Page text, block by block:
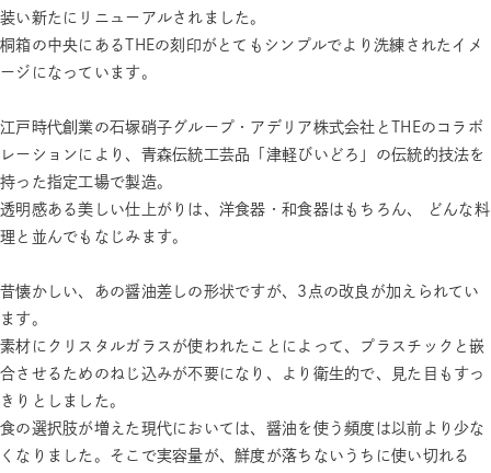
装い新たにリニューアルされました。
桐箱の中央にあるTHEの刻印がとてもシンプルでより洗練されたイメ
ージになっています。
江戸時代創業の石塚硝子グループ・アデリア株式会社とTHEのコラボ
レーションにより、青森伝統工芸品「津軽びいどろ」の伝統的技法を
持った指定工場で製造。
透明感ある美しい仕上がりは、洋食器・和食器はもちろん、 どんな料
理と並んでもなじみます。
昔懐かしい、あの醤油差しの形状ですが、3点の改良が加えられてい
ます。
素材にクリスタルガラスが使われたことによって、プラスチックと嵌
合させるためのねじ込みが不要になり、より衛生的で、見た目もすっ
きりとしました。
食の選択肢が増えた現代においては、醤油を使う頻度は以前より少な
くなりました。そこで実容量が、鮮度が落ちないうちに使い切れる